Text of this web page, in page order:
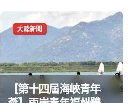
大陸新聞
【第十四屆海峽青年